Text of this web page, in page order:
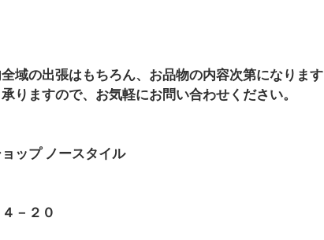
域の出張はもちろん、お品物の内容次第になります
りますので、お気軽にお問い合わせください。
ップ ノースタイル
－２０